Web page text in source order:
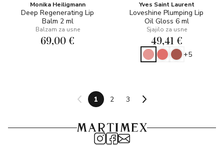
Monika Heiligmann
Deep Regenerating Lip
Balm 2 ml
Balzam za usne
69,00 €
Yves Saint Laurent
Loveshine Plumping Lip
Oil Gloss 6 ml
Sjajilo za usne
49,41 €
+5
1 2 3